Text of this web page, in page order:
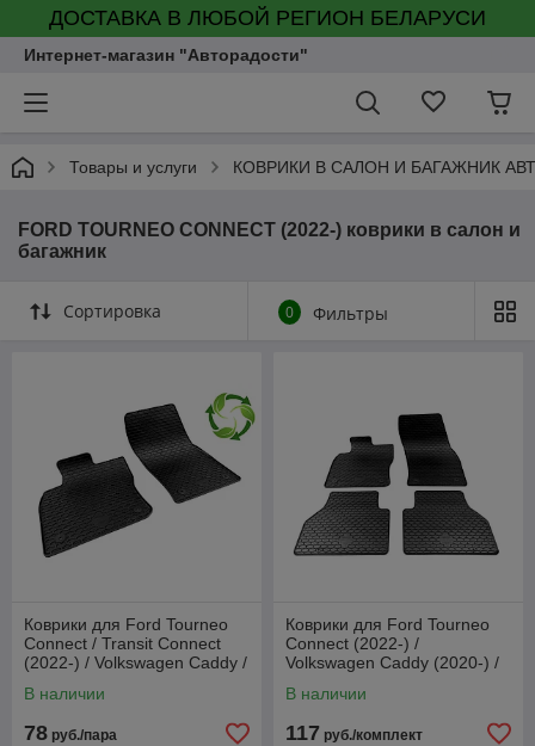
ДОСТАВКА В ЛЮБОЙ РЕГИОН БЕЛАРУСИ
Интернет-магазин "Авторадости"
Товары и услуги КОВРИКИ В САЛОН И БАГАЖНИК
FORD TOURNEO CONNECT (2022-) коврики в салон и
багажник
Сортировка 0 Фильтры
Коврики для Ford Tourneo
Connect / Transit Connect
(2022-) / Volkswagen Caddy /
Zubří)
В наличии
78 руб./пара
Коврики для Ford Tourneo
Connect (2022-) /
Volkswagen Caddy (2020-) /
Zubří)
В наличии
117 руб./комплект